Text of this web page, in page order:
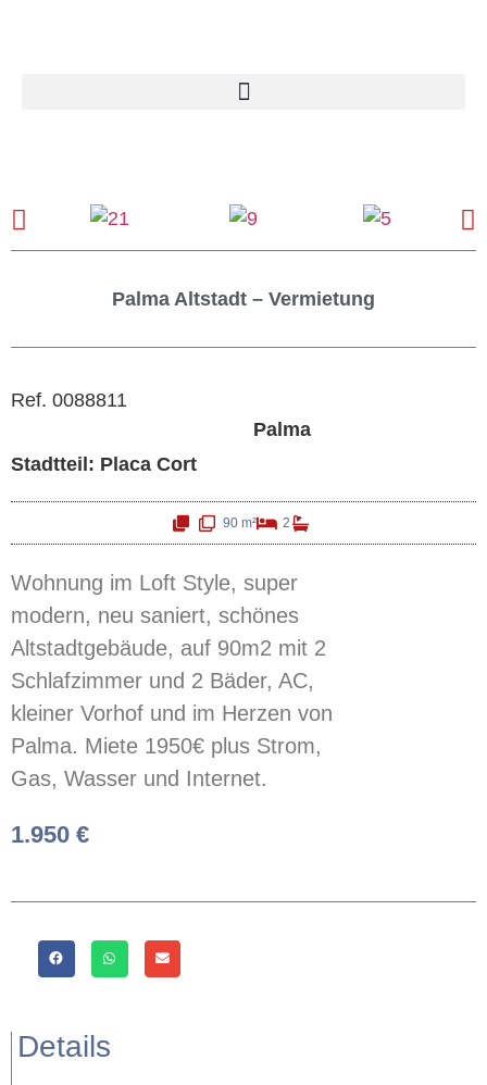
Palma Altstadt – Vermietung
Ref. 0088811
Palma
Stadtteil: Placa Cort
90 m² 2
Wohnung im Loft Style, super
modern, neu saniert, schönes
Altstadtgebäude, auf 90m2 mit 2
Schlafzimmer und 2 Bäder, AC,
kleiner Vorhof und im Herzen von
Palma. Miete 1950€ plus Strom,
Gas, Wasser und Internet.
1.950 €
Details